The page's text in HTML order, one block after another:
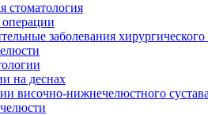
стоматология
заболевания
на деснах
височно-нижнечелюстного сустава